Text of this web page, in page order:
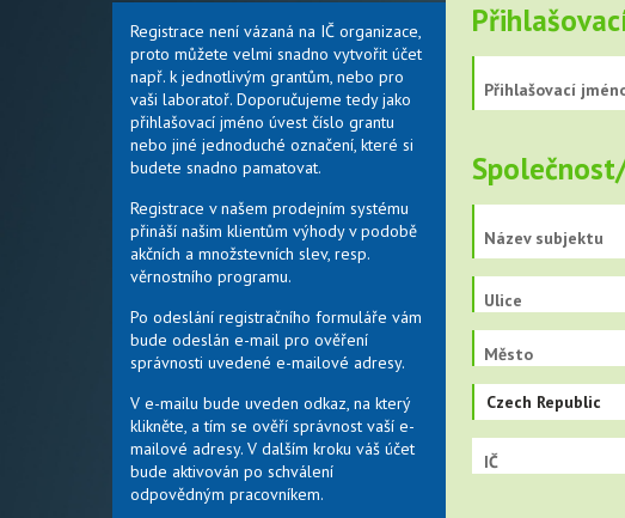
Registrace není vázaná na IČ organizace,
proto můžete velmi snadno vytvořit účet
např. k jednotlivým grantům, nebo pro
vaši laboratoř. Doporučujeme tedy jako
přihlašovací jméno úvest číslo grantu
nebo jiné jednoduché označení, které si
budete snadno pamatovat.
Registrace v našem prodejním systému
přináší našim klientům výhody v podobě
akčních a množstevních slev, resp.
věrnostního programu.
Po odeslání registračního formuláře vám
bude odeslán e-mail pro ověření
správnosti uvedené e-mailové adresy.
V e-mailu bude uveden odkaz, na který
klikněte, a tím se ověří správnost vaší e-
mailové adresy. V dalším kroku váš účet
bude aktivován po schválení
odpovědným pracovníkem.
Přihlašovací
Název subjektu
Ulice
Město
Czech Republic
IČ